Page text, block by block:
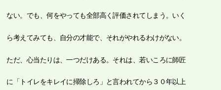
ない。でも、何をやっても全部高く評価されてしまう。いく
ら考えてみても、自分の才能で、それがやれるわけがない。
ただ、心当たりは、一つだけある。それは、若いころに師匠
に「トイレをキレイに掃除しろ」と言われてから３０年以上